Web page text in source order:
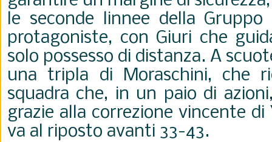
le seconde linnee della Gruppo
protagoniste, con Giuri che
solo possesso di distanza. A
una tripla di Moraschini, che
squadra che, in un paio di
grazie alla correzione vincente di
va al riposto avanti 33-43.